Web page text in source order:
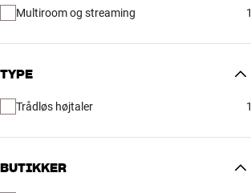
Multiroom og streaming 1
TYPE
Trådløs højtaler 1
BUTIKKER